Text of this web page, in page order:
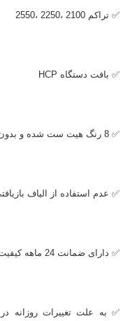
✅ تراکم 2100 ،2250 ،2550
✅ بافت دستگاه HCP
✅ 8 رنگ هیت ست شده و بدون حساسیت
✅ عدم استفاده از الیاف
✅ دارای ضمانت 24 ماهه کیفیت فرش
✅ به علت تغییرات روزانه